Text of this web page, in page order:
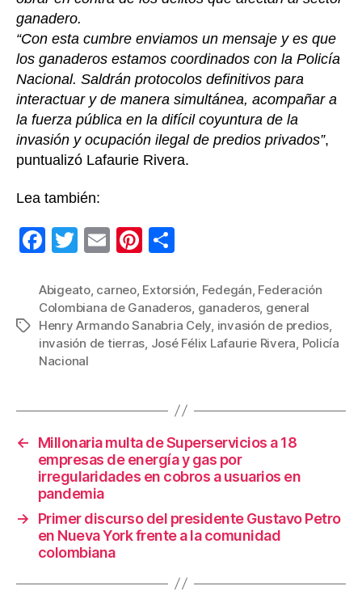
ganadero.
“Con esta cumbre enviamos un mensaje y es que
los ganaderos estamos coordinados con la Policía
Nacional. Saldrán protocolos definitivos para
interactuar y de manera simultánea, acompañar a
la fuerza pública en la difícil coyuntura de la
invasión y ocupación ilegal de predios privados”,
puntualizó Lafaurie Rivera.
Lea también:
F
c
e
b
o
k
T
tt
er
E
ail
Pi
er
e
st
m
p
ar
Etiquetas
Abigeato, carneo, Extorsión, Fedegán, Federación
Colombiana de Ganaderos, ganaderos, general
Henry Armando Sanabria Cely, invasión de predios,
invasión de tierras, José Félix Lafaurie Rivera, Policía
Nacional
←
Millonaria multa de Superservicios a 18
empresas de energía y gas por
irregularidades en cobros a usuarios en
pandemia
→
Primer discurso del presidente Gustavo Petro
en Nueva York frente a la comunidad
colombiana